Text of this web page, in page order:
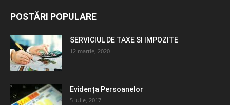
POSTĂRI POPULARE
SERVICIUL DE TAXE SI IMPOZITE
12 martie, 2020
Evidența Persoanelor
5 iulie, 2017